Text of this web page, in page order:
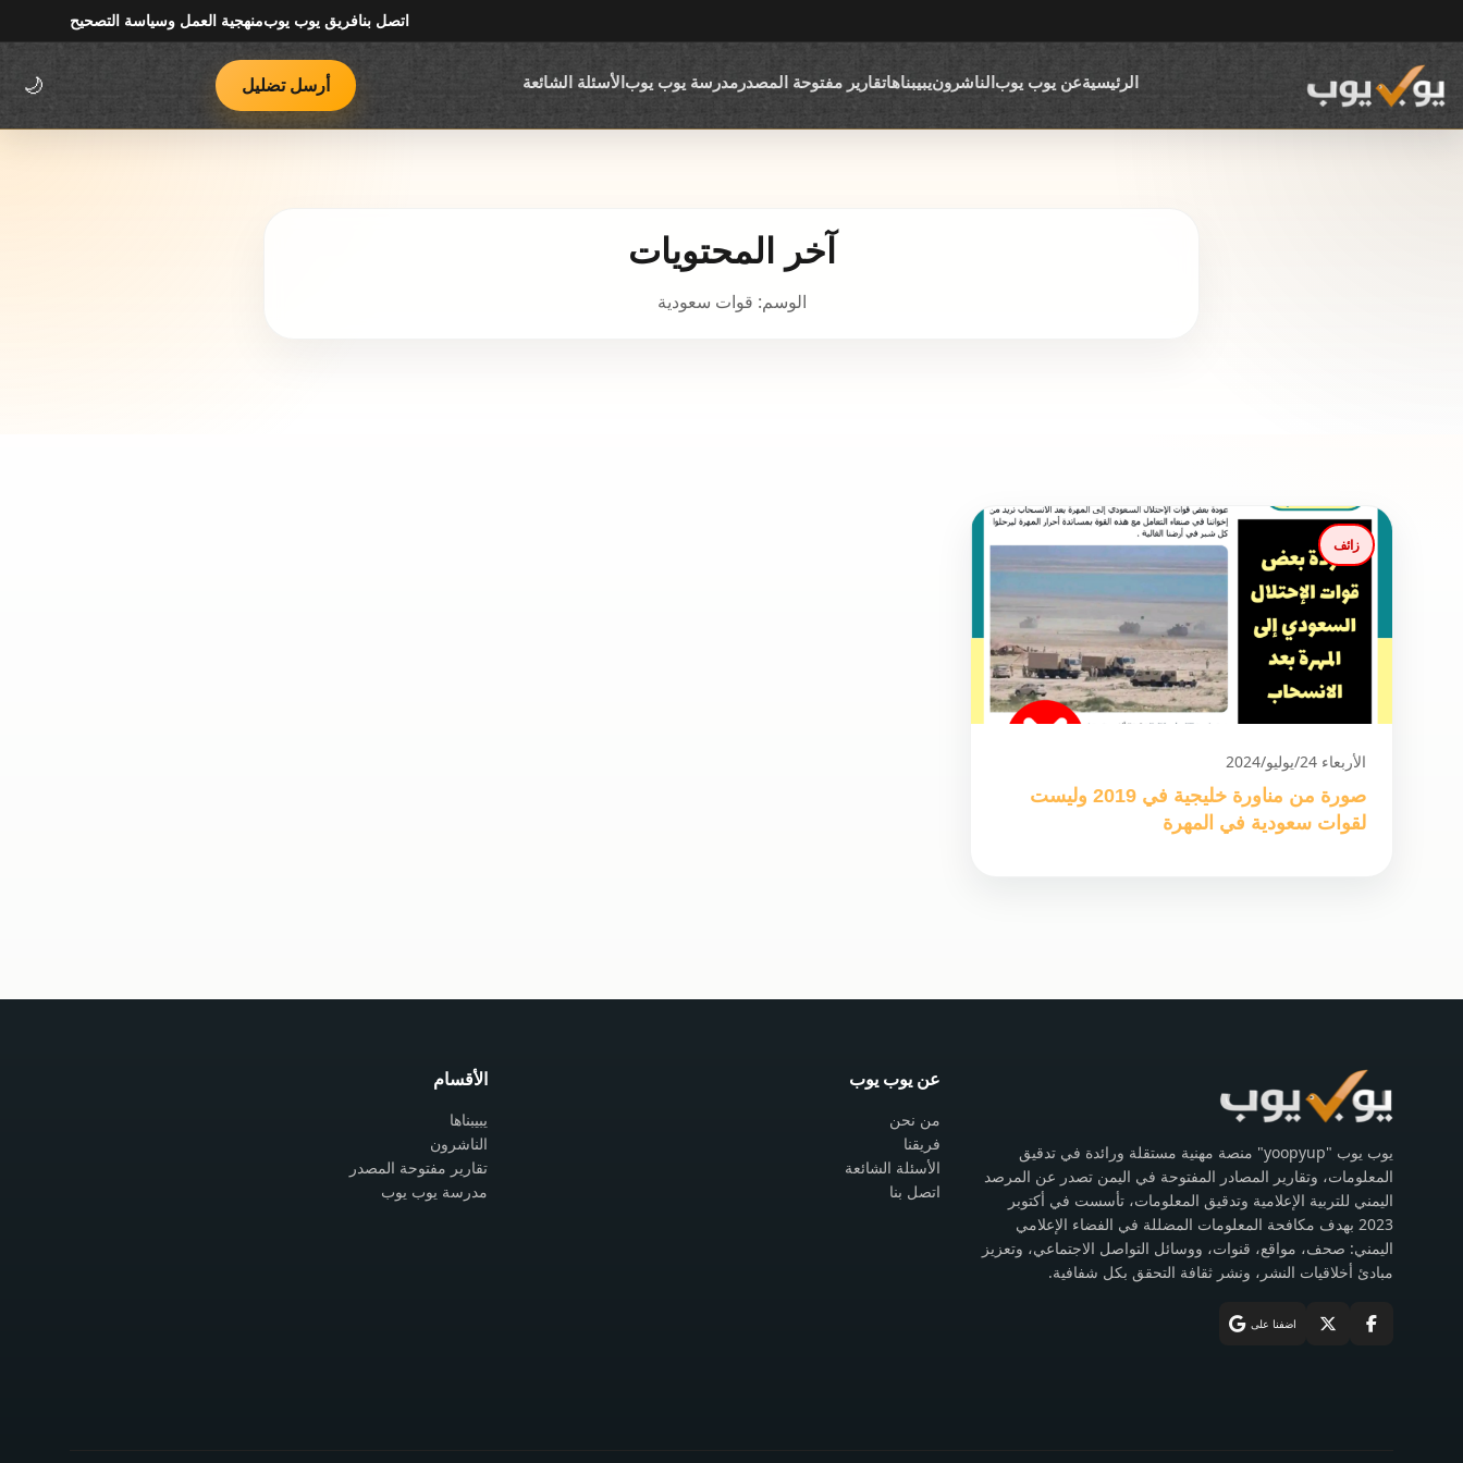
اتصل بنافريق يوب يوبمنهجية العمل وسياسة التصحيح
الرئيسيةعن يوب يوبالناشرونيبيبناهاتقارير مفتوحة المصدر مدرسة يوب يوبالأسئلة الشائعة أرسل تضليل 🌙
آخر المحتويات
الوسم: قوات سعودية
زائف
الأربعاء 24/يوليو/2024
صورة من مناورة خليجية في 2019 وليست
لقوات سعودية في المهرة
يوب يوب "yoopyup" منصة مهنية مستقلة ورائدة في تدقيق
المعلومات، وتقارير المصادر المفتوحة في اليمن تصدر عن المرصد
اليمني للتربية الإعلامية وتدقيق المعلومات، تأسست في أكتوبر
2023 بهدف مكافحة المعلومات المضللة في الفضاء الإعلامي
اليمني: صحف، مواقع، قنوات، ووسائل التواصل الاجتماعي، وتعزيز
مبادئ أخلاقيات النشر، ونشر ثقافة التحقق بكل شفافية.
اضفنا على
عن يوب يوب
من نحن
فريقنا
الأسئلة الشائعة
اتصل بنا
الأقسام
يبيبناها
الناشرون
تقارير مفتوحة المصدر
مدرسة يوب يوب